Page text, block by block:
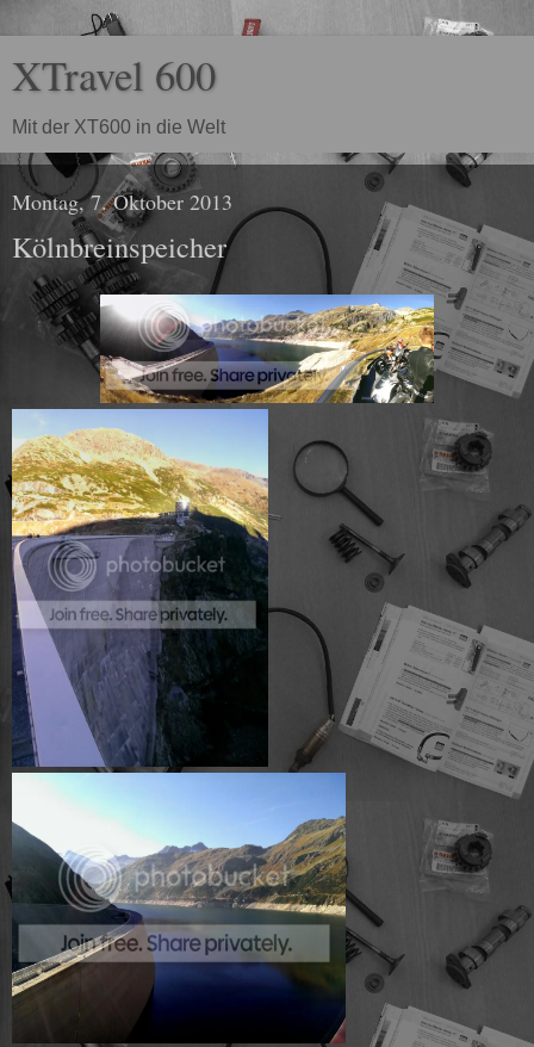
XTravel 600
Mit der XT600 in die Welt
Montag, 7. Oktober 2013
Kölnbreinspeicher